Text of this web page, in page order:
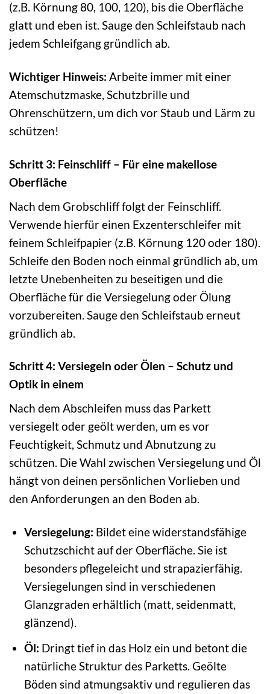
(z.B. Körnung 80, 100, 120), bis die Oberfläche
glatt und eben ist. Sauge den Schleifstaub nach
jedem Schleifgang gründlich ab.
Wichtiger Hinweis: Arbeite immer mit einer
Atemschutzmaske, Schutzbrille und
Ohrenschützern, um dich vor Staub und Lärm zu
schützen!
Schritt 3: Feinschliff – Für eine makellose
Oberfläche
Nach dem Grobschliff folgt der Feinschliff.
Verwende hierfür einen Exzenterschleifer mit
feinem Schleifpapier (z.B. Körnung 120 oder 180).
Schleife den Boden noch einmal gründlich ab, um
letzte Unebenheiten zu beseitigen und die
Oberfläche für die Versiegelung oder Ölung
vorzubereiten. Sauge den Schleifstaub erneut
gründlich ab.
Schritt 4: Versiegeln oder Ölen – Schutz und
Optik in einem
Nach dem Abschleifen muss das Parkett
versiegelt oder geölt werden, um es vor
Feuchtigkeit, Schmutz und Abnutzung zu
schützen. Die Wahl zwischen Versiegelung und Öl
hängt von deinen persönlichen Vorlieben und
den Anforderungen an den Boden ab.
Versiegelung: Bildet eine widerstandsfähige
Schutzschicht auf der Oberfläche. Sie ist
besonders pflegeleicht und strapazierfähig.
Versiegelungen sind in verschiedenen
Glanzgraden erhältlich (matt, seidenmatt,
glänzend).
Öl: Dringt tief in das Holz ein und betont die
natürliche Struktur des Parketts. Geölte
Böden sind atmungsaktiv und regulieren das